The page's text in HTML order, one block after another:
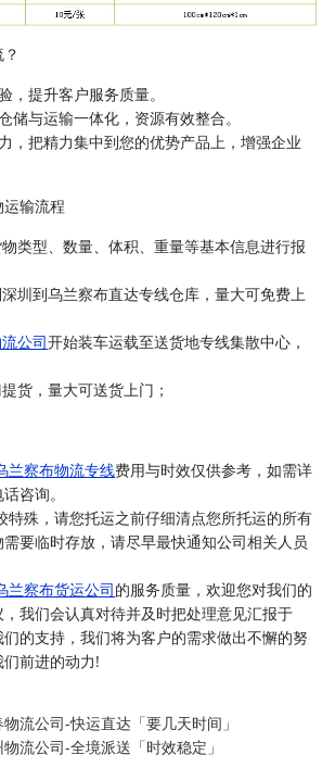
，提升客户服务质量。
储与运输一体化，资源有效整合。
，把精力集中到您的优势产品上，增强企业
输流程
类型、数量、体积、重量等基本信息进行报
圳到乌兰察布直达专线仓库，量大可免费上
公司开始装车运载至送货地专线集散中心，
货，量大可送货上门；
兰察布物流专线费用与时效仅供参考，如需详
咨询。
殊，请您托运之前仔细清点您所托运的所有
要临时存放，请尽早最快通知公司相关人员
兰察布货运公司的服务质量，欢迎您对我们的
我们会认真对待并及时把处理意见汇报于
的支持，我们将为客户的需求做出不懈的努
前进的动力!
流公司-快运直达「要几天时间」
流公司-全境派送「时效稳定」